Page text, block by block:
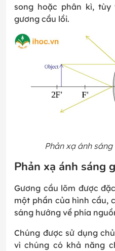
song hoặc phân kì,
gương cầu lồi.
Phản xạ ánh
Phản xạ ánh sáng
Gương cầu lõm được
một phần của hình cầu,
sáng hướng về phía
Chúng được sử dụng
vì chúng có khả năng